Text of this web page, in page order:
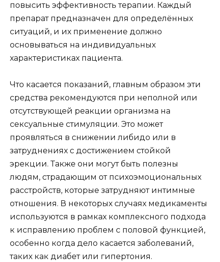
повысить эффективность терапии. Каждый
препарат предназначен для определённых
ситуаций, и их применение должно
основываться на индивидуальных
характеристиках пациента.
Что касается показаний, главным образом эти
средства рекомендуются при неполной или
отсутствующей реакции организма на
сексуальные стимуляции. Это может
проявляться в снижении либидо или в
затруднениях с достижением стойкой
эрекции. Также они могут быть полезны
людям, страдающим от психоэмоциональных
расстройств, которые затрудняют интимные
отношения. В некоторых случаях медикаменты
используются в рамках комплексного подхода
к исправлению проблем с половой функцией,
особенно когда дело касается заболеваний,
таких как диабет или гипертония.